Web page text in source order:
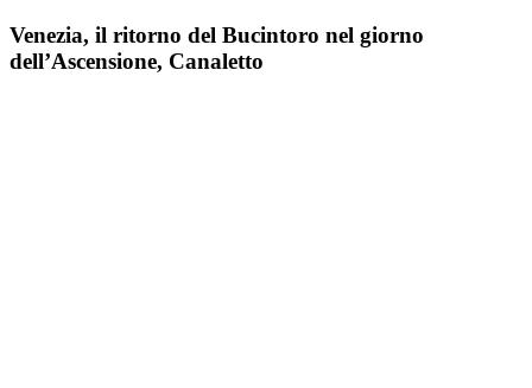
Venezia, il ritorno del Bucintoro nel giorno
dell’Ascensione, Canaletto